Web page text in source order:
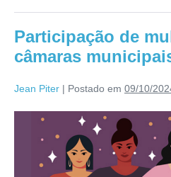
Participação de
câmaras
Jean Piter | Postado em 09/10/